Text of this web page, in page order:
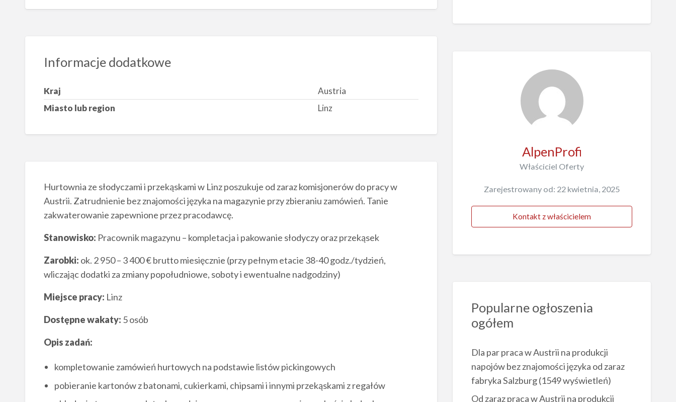
Informacje dodatkowe
Kraj
Austria
Miasto lub region
Linz
Hurtownia ze słodyczami i przekąskami w Linz poszukuje od zaraz komisjonerów do pracy w
Austrii. Zatrudnienie bez znajomości języka na magazynie przy zbieraniu zamówień. Tanie
zakwaterowanie zapewnione przez pracodawcę.
Stanowisko: Pracownik magazynu – kompletacja i pakowanie słodyczy oraz przekąsek
Zarobki: ok. 2 950 – 3 400 € brutto miesięcznie (przy pełnym etacie 38-40 godz./tydzień,
wliczając dodatki za zmiany popołudniowe, soboty i ewentualne nadgodziny)
Miejsce pracy: Linz
Dostępne wakaty: 5 osób
Opis zadań:
kompletowanie zamówień hurtowych na podstawie listów pickingowych
pobieranie kartonów z batonami, cukierkami, chipsami i innymi przekąskami z regałów
AlpenProfi
Właściciel Oferty
Zarejestrowany od: 22 kwietnia, 2025
Kontakt z właścicielem
Popularne ogłoszenia
ogółem
Dla par praca w Austrii na produkcji
napojów bez znajomości języka od zaraz
fabryka Salzburg(1549 wyświetleń)
Od zaraz praca w Austrii na produkcji